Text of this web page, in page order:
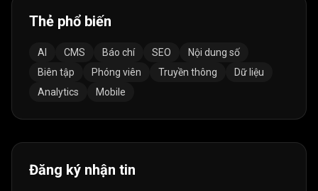
Thẻ phổ biến
AI CMS Báo chí SEO
Nội dung số
Biên tập
Phóng viên Truyền thông
Dữ liệu
Analytics
Mobile
Đăng ký nhận tin